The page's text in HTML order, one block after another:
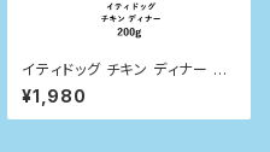
イティドッグ チキン ディナー 20
0g
¥1,980